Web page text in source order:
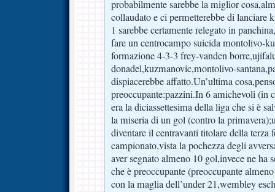
probabilmente sarebbe la miglior
collaudato e ci permetterebbe di lanciare
1 sarebbe certamente relegato in
fare un centrocampo suicida montolivo-
formazione 4-3-3 frey-vanden
donadel,kuzmanovic,montolivo-
dispiacerebbe affatto.Un’ultima
preoccupante:pazzini.In 6 amichevoli (in
era la diciassettesima della liga che si è
la miseria di un gol (contro la
diventare il centravanti titolare della terza
campionato,vista la pochezza degli
aver segnato almeno 10 gol,invece ne ha
che è preoccupante (preoccupante
con la maglia dell’under 21,wembley